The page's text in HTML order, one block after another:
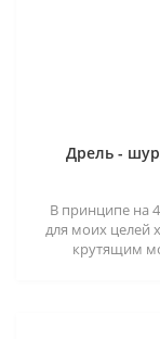
Дрель -
В принципе на
для моих целей
крутящим